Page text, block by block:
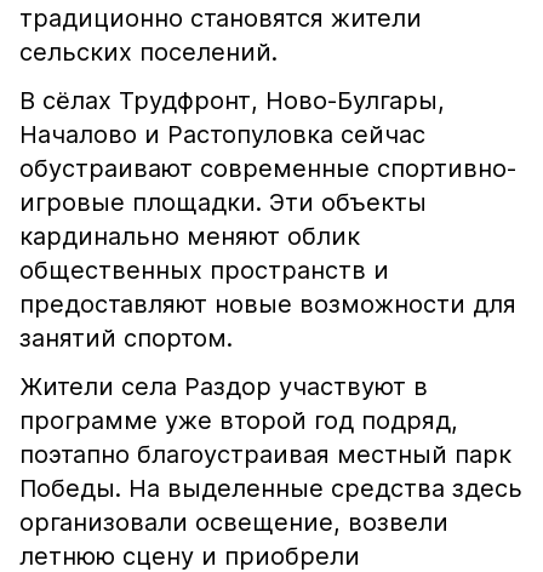
традиционно становятся жители
сельских поселений.
В сёлах Трудфронт, Ново-Булгары,
Началово и Растопуловка сейчас
обустраивают современные спортивно-
игровые площадки. Эти объекты
кардинально меняют облик
общественных пространств и
предоставляют новые возможности для
занятий спортом.
Жители села Раздор участвуют в
программе уже второй год подряд,
поэтапно благоустраивая местный парк
Победы. На выделенные средства здесь
организовали освещение, возвели
летнюю сцену и приобрели